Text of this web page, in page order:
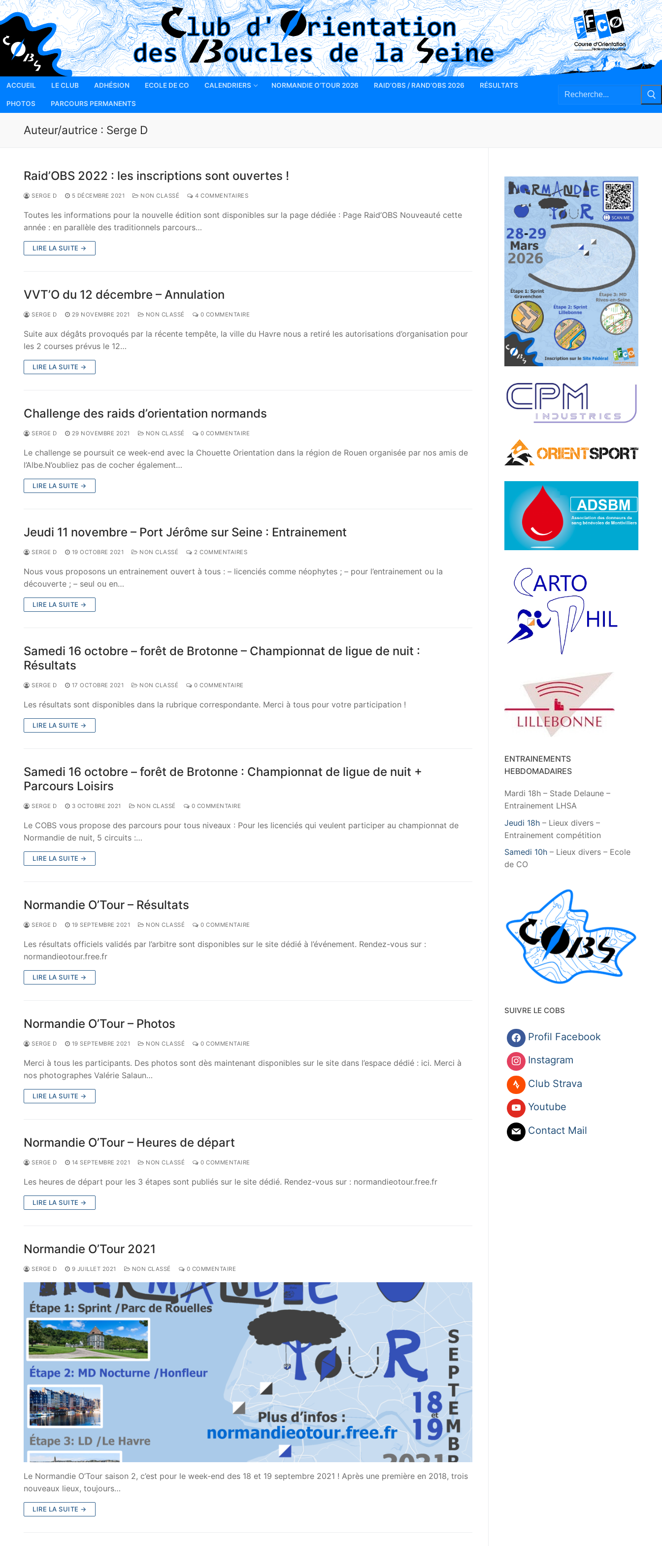
Aller
au
contenu
ACCUEIL LE CLUB ADHÉSION ECOLE DE CO CALENDRIERS NORMANDIE O’TOUR 2026 RAID’OBS / RAND’OBS 2026 RÉSULTATS
PHOTOS PARCOURS PERMANENTS
Rechercher
:
Auteur/autrice : Serge D
Raid’OBS 2022 : les inscriptions sont ouvertes !
SERGE D 5 DÉCEMBRE 2021 NON CLASSÉ 4 COMMENTAIRES
Toutes les informations pour la nouvelle édition sont disponibles sur la page dédiée : Page Raid’OBS Nouveauté cette
année : en parallèle des traditionnels parcours…
LIRE LA SUITE →
VVT’O du 12 décembre – Annulation
SERGE D 29 NOVEMBRE 2021 NON CLASSÉ 0 COMMENTAIRE
Suite aux dégâts provoqués par la récente tempête, la ville du Havre nous a retiré les autorisations d’organisation pour
les 2 courses prévus le 12…
LIRE LA SUITE →
Challenge des raids d’orientation normands
SERGE D 29 NOVEMBRE 2021 NON CLASSÉ 0 COMMENTAIRE
Le challenge se poursuit ce week-end avec la Chouette Orientation dans la région de Rouen organisée par nos amis de
l’Albe.N’oubliez pas de cocher également…
LIRE LA SUITE →
Jeudi 11 novembre – Port Jérôme sur Seine : Entrainement
SERGE D 19 OCTOBRE 2021 NON CLASSÉ 2 COMMENTAIRES
Nous vous proposons un entrainement ouvert à tous : – licenciés comme néophytes ; – pour l’entrainement ou la
découverte ; – seul ou en…
LIRE LA SUITE →
Samedi 16 octobre – forêt de Brotonne – Championnat de ligue de nuit :
Résultats
SERGE D 17 OCTOBRE 2021 NON CLASSÉ 0 COMMENTAIRE
Les résultats sont disponibles dans la rubrique correspondante. Merci à tous pour votre participation !
LIRE LA SUITE →
Samedi 16 octobre – forêt de Brotonne : Championnat de ligue de nuit +
Parcours Loisirs
SERGE D 3 OCTOBRE 2021 NON CLASSÉ 0 COMMENTAIRE
Le COBS vous propose des parcours pour tous niveaux : Pour les licenciés qui veulent participer au championnat de
Normandie de nuit, 5 circuits :…
LIRE LA SUITE →
Normandie O’Tour – Résultats
SERGE D 19 SEPTEMBRE 2021 NON CLASSÉ 0 COMMENTAIRE
Les résultats officiels validés par l’arbitre sont disponibles sur le site dédié à l’événement. Rendez-vous sur :
normandieotour.free.fr
LIRE LA SUITE →
Normandie O’Tour – Photos
SERGE D 19 SEPTEMBRE 2021 NON CLASSÉ 0 COMMENTAIRE
Merci à tous les participants. Des photos sont dès maintenant disponibles sur le site dans l’espace dédié : ici. Merci à
nos photographes Valérie Salaun…
LIRE LA SUITE →
Normandie O’Tour – Heures de départ
SERGE D 14 SEPTEMBRE 2021 NON CLASSÉ 0 COMMENTAIRE
Les heures de départ pour les 3 étapes sont publiés sur le site dédié. Rendez-vous sur : normandieotour.free.fr
LIRE LA SUITE →
Normandie O’Tour 2021
SERGE D 9 JUILLET 2021 NON CLASSÉ 0 COMMENTAIRE
Le Normandie O’Tour saison 2, c’est pour le week-end des 18 et 19 septembre 2021 ! Après une première en 2018, trois
nouveaux lieux, toujours…
LIRE LA SUITE →
ENTRAINEMENTS
HEBDOMADAIRES
Mardi 18h – Stade Delaune –
Entrainement LHSA
Jeudi 18h – Lieux divers –
Entrainement compétition
Samedi 10h – Lieux divers – Ecole
de CO
SUIVRE LE COBS
Profil Facebook
Instagram
Club Strava
Youtube
Contact Mail